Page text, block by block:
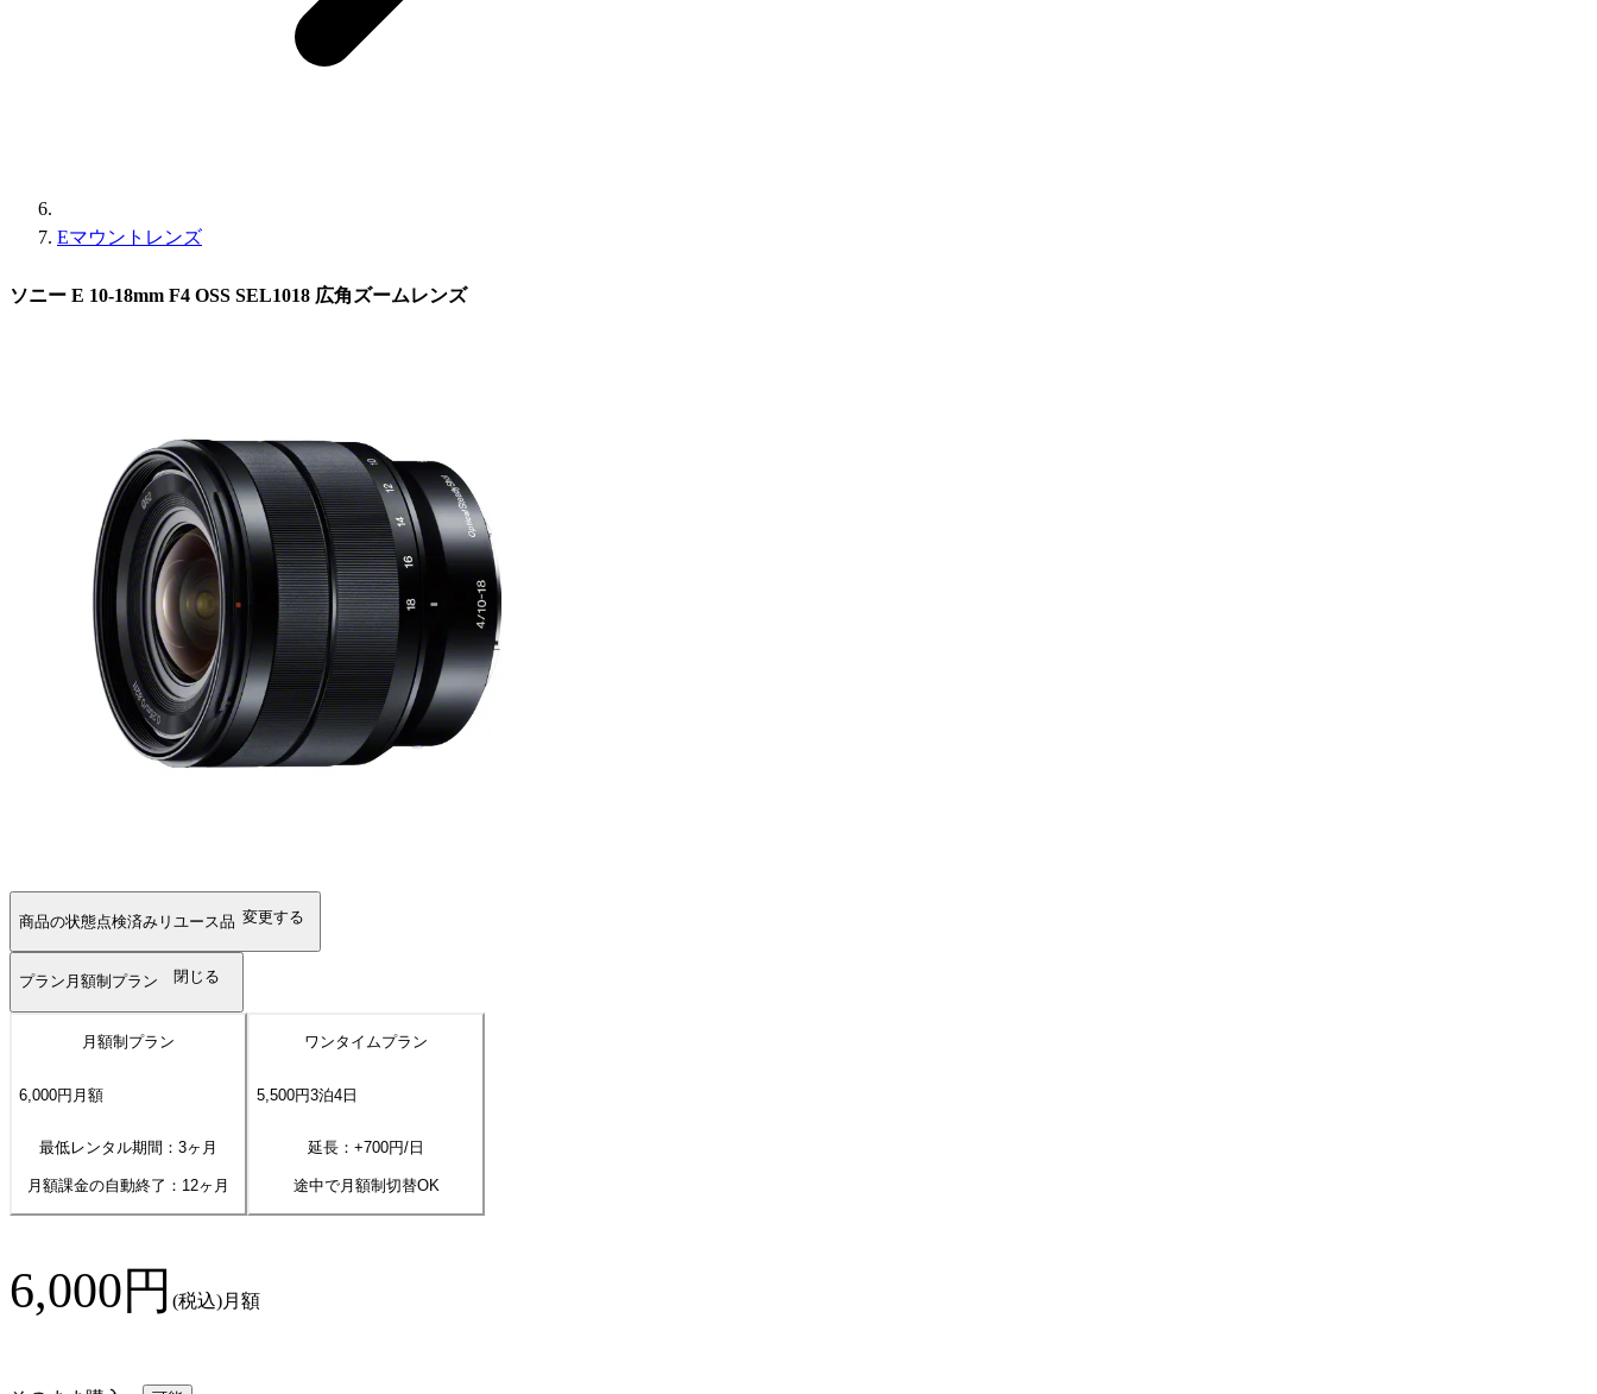
Eマウントレンズ
ソニー E 10-18mm F4 OSS SEL1018 広角ズームレンズ
商品の状態点検済みリユース品 変更する
プラン 月額制プラン 閉じる
月額制プラン
6,000円 月額
最低レンタル期間：3ヶ月
月額課金の自動終了： 12ヶ月
ワンタイムプラン
5,500円3泊4日
延長：+700円/日
途中で月額制切替OK
6,000円 (税込)月額